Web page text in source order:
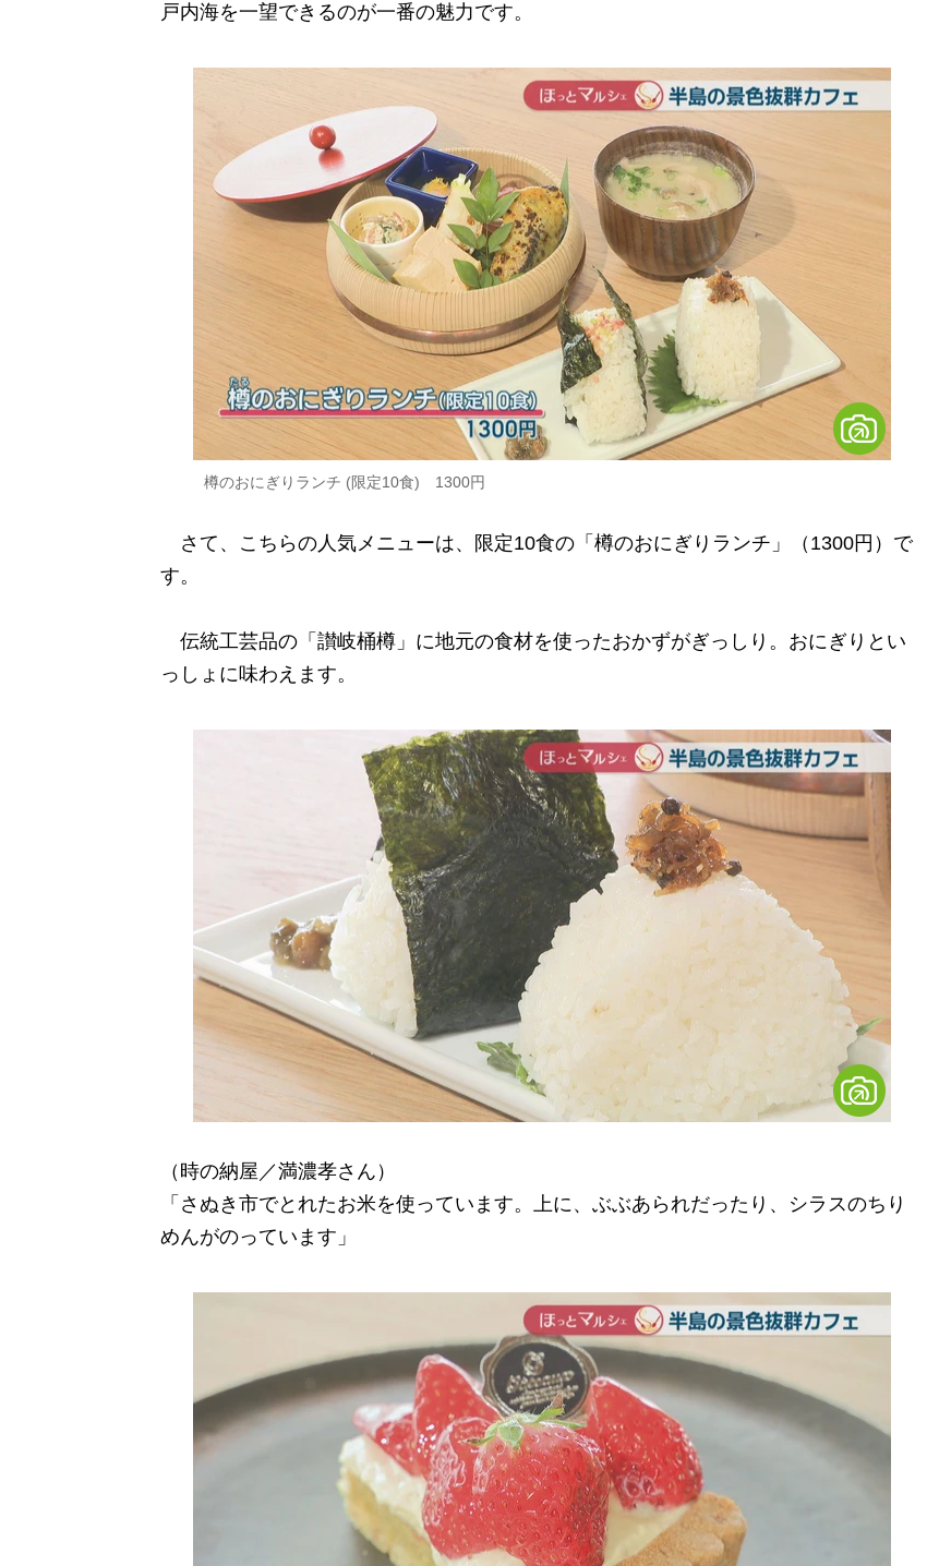
戸内海を一望できるのが一番の魅力です。
樽のおにぎりランチ (限定10食) 1300円
さて、こちらの人気メニューは、限定10食の「樽のおにぎりランチ」（1300円）で
す。
伝統工芸品の「讃岐桶樽」に地元の食材を使ったおかずがぎっしり。おにぎりとい
っしょに味わえます。
（時の納屋／満濃孝さん）
「さぬき市でとれたお米を使っています。上に、ぶぶあられだったり、シラスのちり
めんがのっています」